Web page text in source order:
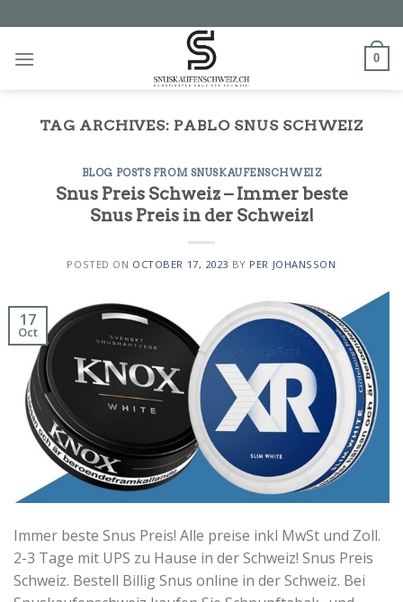
to
content
0
TAG ARCHIVES: PABLO SNUS SCHWEIZ
BLOG POSTS FROM SNUSKAUFENSCHWEIZ
Snus Preis Schweiz – Immer beste
Snus Preis in der Schweiz!
POSTED ON OCTOBER 17, 2023 BY PER JOHANSSON
17
Oct
Immer beste Snus Preis! Alle preise inkl MwSt und Zoll.
2-3 Tage mit UPS zu Hause in der Schweiz! Snus Preis
Schweiz. Bestell Billig Snus online in der Schweiz. Bei